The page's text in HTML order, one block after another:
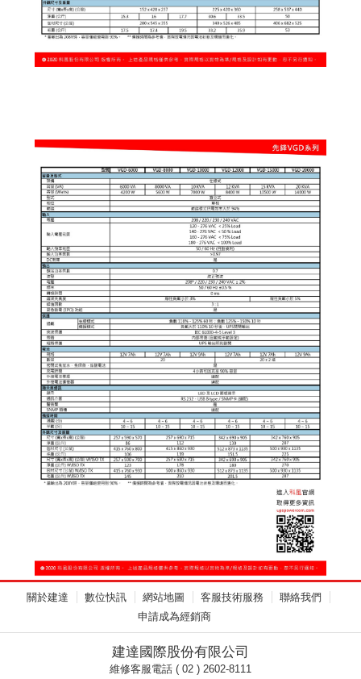
關於建達 數位快訊 網站地圖 客服技術服務
聯絡我們
申請成為經銷商
建達國際股份有限公司
維修客服電話 ( 02 ) 2602-8111